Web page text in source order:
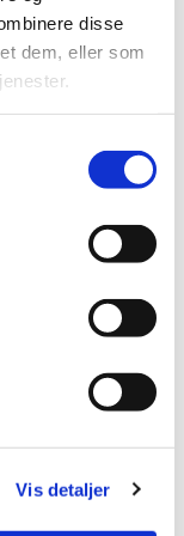
disse
dem, eller som
Vis detaljer